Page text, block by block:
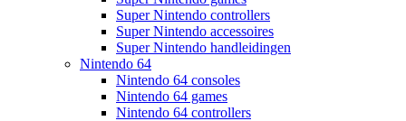
Super Nintendo controllers
Super Nintendo accessoires
Super Nintendo handleidingen
Nintendo 64
Nintendo 64 consoles
Nintendo 64 games
Nintendo 64 controllers